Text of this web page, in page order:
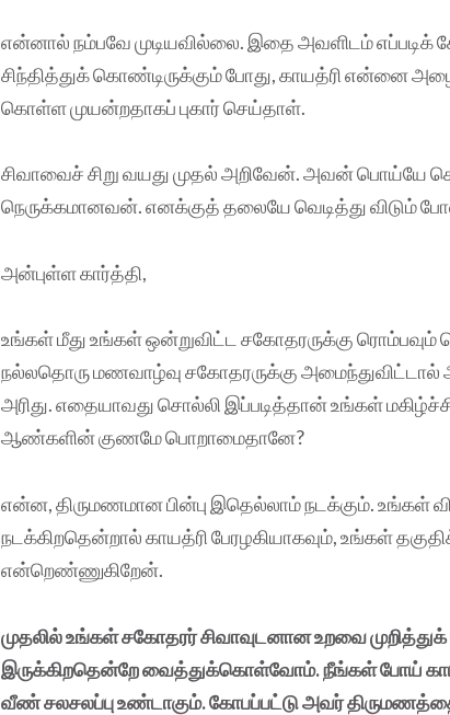
என்னால் நம்பவே முடியவில்லை. இதை அவளிடம் எப்படிக்
சிந்தித்துக் கொண்டிருக்கும் போது, காயத்ரி என்னை
கொள்ள முயன்றதாகப் புகார் செய்தாள்.
சிவாவைச் சிறு வயது முதல் அறிவேன். அவன் பொய்யே
நெருக்கமானவன். எனக்குத் தலையே வெடித்து விடும்
அன்புள்ள கார்த்தி,
உங்கள் மீது உங்கள் ஒன்றுவிட்ட சகோதரருக்கு
நல்லதொரு மணவாழ்வு சகோதரருக்கு அமைந்துவிட்டால்
அரிது. எதையாவது சொல்லி இப்படித்தான் உங்கள்
ஆண்களின் குணமே பொறாமைதானே?
என்ன, திருமணமான பின்பு இதெல்லாம் நடக்கும். உங்கள்
நடக்கிறதென்றால் காயத்ரி பேரழகியாகவும், உங்கள்
என்றெண்ணுகிறேன்.
முதலில் உங்கள் சகோதரர் சிவாவுடனான உறவை
இருக்கிறதென்றே வைத்துக்கொள்வோம். நீங்கள் போய்
வீண் சலசலப்பு உண்டாகும். கோபப்பட்டு அவர்